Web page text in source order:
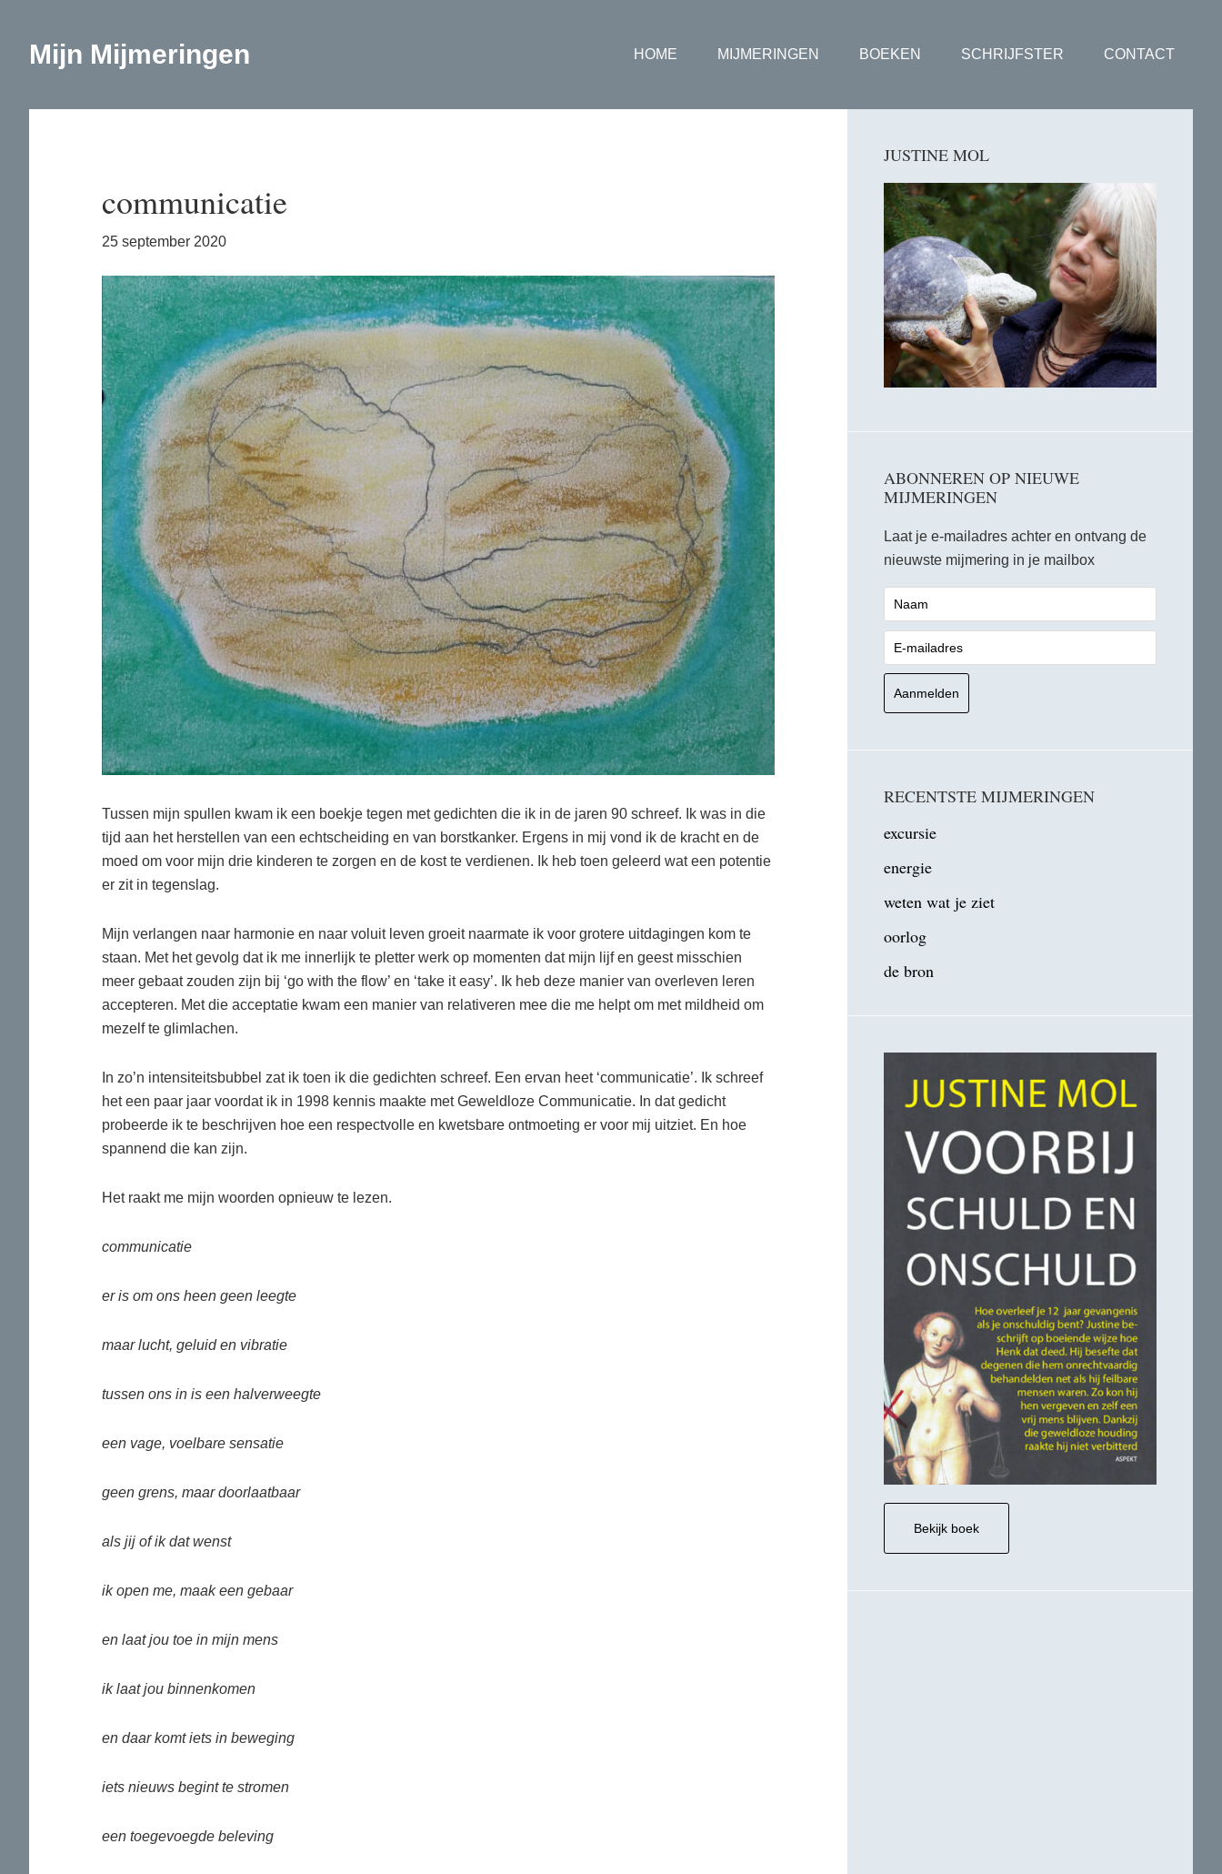
inhoud
sidebar
Mijn Mijmeringen HOME MIJMERINGEN BOEKEN SCHRIJFSTER CONTACT
communicatie
25 september 2020
Tussen mijn spullen kwam ik een boekje tegen met gedichten die ik in de jaren 90 schreef. Ik was in die
tijd aan het herstellen van een echtscheiding en van borstkanker. Ergens in mij vond ik de kracht en de
moed om voor mijn drie kinderen te zorgen en de kost te verdienen. Ik heb toen geleerd wat een potentie
er zit in tegenslag.
Mijn verlangen naar harmonie en naar voluit leven groeit naarmate ik voor grotere uitdagingen kom te
staan. Met het gevolg dat ik me innerlijk te pletter werk op momenten dat mijn lijf en geest misschien
meer gebaat zouden zijn bij ‘go with the flow’ en ‘take it easy’. Ik heb deze manier van overleven leren
accepteren. Met die acceptatie kwam een manier van relativeren mee die me helpt om met mildheid om
mezelf te glimlachen.
In zo’n intensiteitsbubbel zat ik toen ik die gedichten schreef. Een ervan heet ‘communicatie’. Ik schreef
het een paar jaar voordat ik in 1998 kennis maakte met Geweldloze Communicatie. In dat gedicht
probeerde ik te beschrijven hoe een respectvolle en kwetsbare ontmoeting er voor mij uitziet. En hoe
spannend die kan zijn.
Het raakt me mijn woorden opnieuw te lezen.
communicatie
er is om ons heen geen leegte
maar lucht, geluid en vibratie
tussen ons in is een halverweegte
een vage, voelbare sensatie
geen grens, maar doorlaatbaar
als jij of ik dat wenst
ik open me, maak een gebaar
en laat jou toe in mijn mens
ik laat jou binnenkomen
en daar komt iets in beweging
iets nieuws begint te stromen
een toegevoegde beleving
Sidebar
JUSTINE MOL
ABONNEREN OP NIEUWE
MIJMERINGEN
Laat je e-mailadres achter en ontvang de
nieuwste mijmering in je mailbox
RECENTSTE MIJMERINGEN
excursie
energie
weten wat je ziet
oorlog
de bron
Bekijk boek